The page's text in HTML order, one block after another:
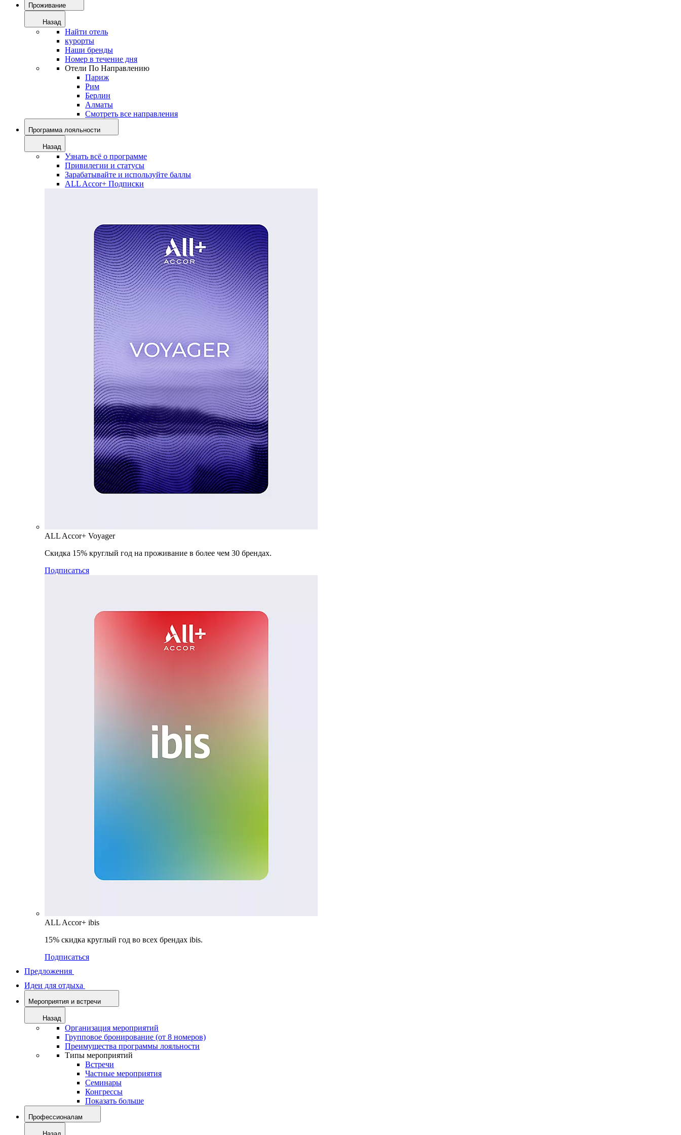
Проживание
Назад
Найти отель
курорты
Наши бренды
Номер в течение дня
Отели По Направлению
Париж
Рим
Берлин
Алматы
Смотреть все направления
Программа лояльности
Назад
Узнать всё о программе
Привилегии и статусы
Зарабатывайте и используйте баллы
ALL Accor+ Подписки
ALL Accor+ Voyager
Скидка 15% круглый год на проживание в более чем 30 брендах.
Подписаться
ALL Accor+ ibis
15% скидка круглый год во всех брендах ibis.
Подписаться
Предложения
Идеи для отдыха
Мероприятия и встречи
Назад
Организация мероприятий
Групповое бронирование (от 8 номеров)
Преимущества программы лояльности
Типы мероприятий
Встречи
Частные мероприятия
Семинары
Конгрессы
Показать больше
Профессионалам